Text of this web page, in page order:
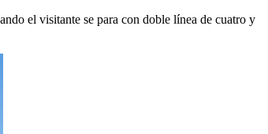
el visitante se para con doble línea de cuatro y